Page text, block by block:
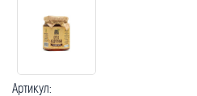
Артикул: